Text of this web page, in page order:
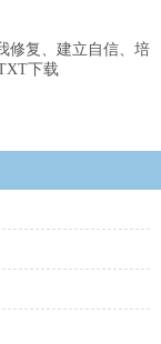
修复、建立自信、培
下载